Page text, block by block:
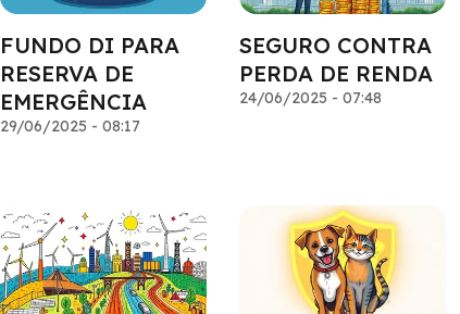
FUNDO DI PARA
RESERVA DE
EMERGÊNCIA
29/06/2025 - 08:17
SEGURO CONTRA
PERDA DE RENDA
24/06/2025 - 07:48